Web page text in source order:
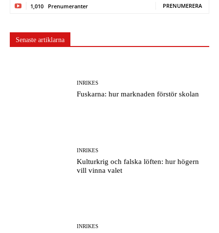
1,010 Prenumeranter PRENUMERERA
Senaste artiklarna
INRIKES
Fuskarna: hur marknaden förstör skolan
INRIKES
Kulturkrig och falska löften: hur högern
vill vinna valet
INRIKES